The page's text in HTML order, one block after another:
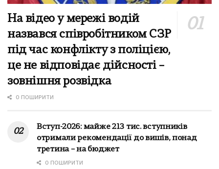
На відео у мережі водій
назвався співробітником СЗР
під час конфлікту з поліцією,
це не відповідає дійсності –
зовнішня розвідка
0 ПОШИРИТИ
Вступ-2026: майже 213 тис. вступників
отримали рекомендації до вишів, понад
третина – на бюджет
0 ПОШИРИТИ